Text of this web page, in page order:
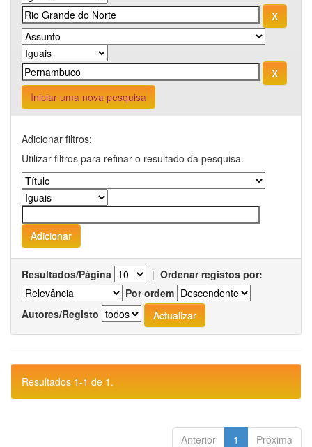
Iniciar uma nova pesquisa
Adicionar filtros:
Utilizar filtros para refinar o resultado da pesquisa.
Resultados/Página | Ordenar registos por:
Por ordem
Autores/Registo
Resultados 1-1 de 1.
Anterior 1 Próxima